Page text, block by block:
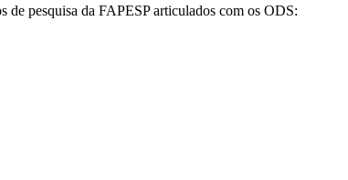
de pesquisa da FAPESP articulados com os ODS: